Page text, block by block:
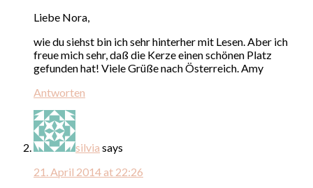
Liebe Nora,
wie du siehst bin ich sehr hinterher mit Lesen. Aber ich
freue mich sehr, daß die Kerze einen schönen Platz
gefunden hat! Viele Grüße nach Österreich. Amy
Antworten
silvia says
21. April 2014 at 22:26